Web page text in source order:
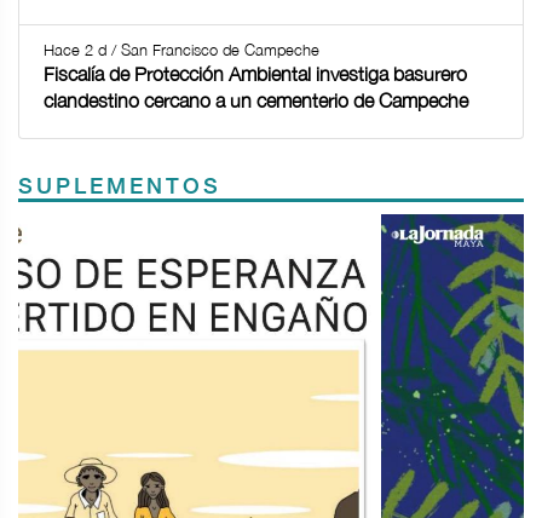
Hace 2 d / San Francisco de Campeche
Fiscalía de Protección Ambiental investiga basurero
clandestino cercano a un cementerio de Campeche
SUPLEMENTOS